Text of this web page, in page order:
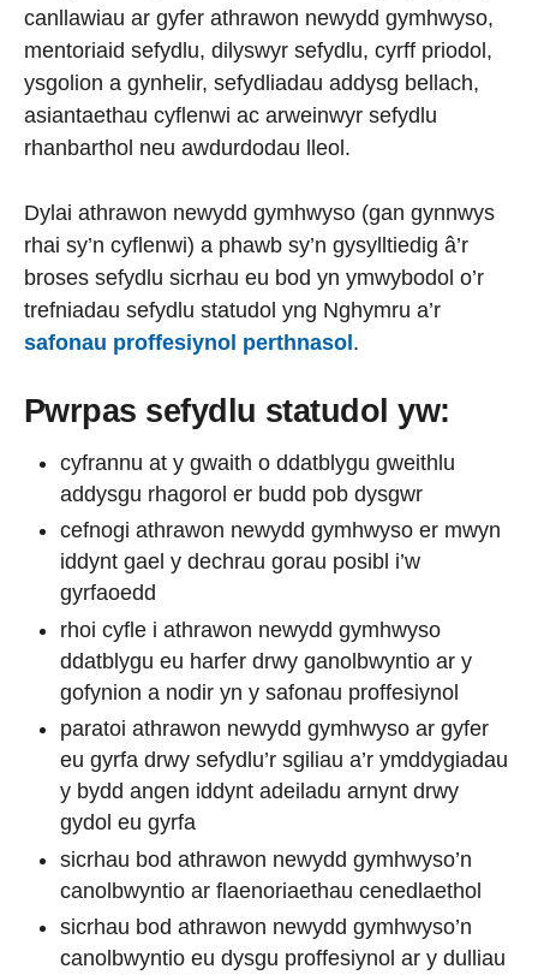
canllawiau ar gyfer athrawon newydd gymhwyso,
mentoriaid sefydlu, dilyswyr sefydlu, cyrff priodol,
ysgolion a gynhelir, sefydliadau addysg bellach,
asiantaethau cyflenwi ac arweinwyr sefydlu
rhanbarthol neu awdurdodau lleol.
Dylai athrawon newydd gymhwyso (gan gynnwys
rhai sy’n cyflenwi) a phawb sy’n gysylltiedig â’r
broses sefydlu sicrhau eu bod yn ymwybodol o’r
trefniadau sefydlu statudol yng Nghymru a’r
safonau proffesiynol perthnasol .
Pwrpas sefydlu statudol yw:
cyfrannu at y gwaith o ddatblygu gweithlu
addysgu rhagorol er budd pob dysgwr
cefnogi athrawon newydd gymhwyso er mwyn
iddynt gael y dechrau gorau posibl i’w
gyrfaoedd
rhoi cyfle i athrawon newydd gymhwyso
ddatblygu eu harfer drwy ganolbwyntio ar y
gofynion a nodir yn y safonau proffesiynol
paratoi athrawon newydd gymhwyso ar gyfer
eu gyrfa drwy sefydlu’r sgiliau a’r ymddygiadau
y bydd angen iddynt adeiladu arnynt drwy
gydol eu gyrfa
sicrhau bod athrawon newydd gymhwyso’n
canolbwyntio ar flaenoriaethau cenedlaethol
sicrhau bod athrawon newydd gymhwyso’n
canolbwyntio eu dysgu proffesiynol ar y dulliau